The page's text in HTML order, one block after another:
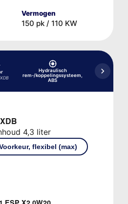
Vermogen
150 pk / 110 KW
Hydraulisch
rem-/koppelingssysteem,
ABS
4,3 liter
flexibel (max)